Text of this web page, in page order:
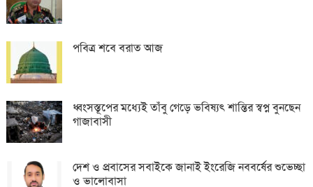
পবিত্র শবে বরাত আজ
ধ্বংসস্তূপের মধ্যেই তাঁবু গেড়ে ভবিষ্যৎ শান্তির স্বপ্ন বুনছেন
গাজাবাসী
দেশ ও প্রবাসের সবাইকে জানাই ইংরেজি নববর্ষের শুভেচ্ছা
ও ভালোবাসা